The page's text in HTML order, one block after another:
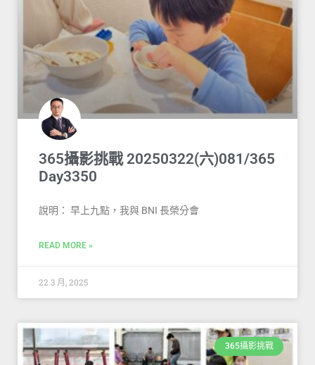
365攝影挑戰 20250322(六)081/365
Day3350
說明： 早上九點，我與 BNI 長榮分會
READ MORE »
22 3 月, 2025
365攝影挑戰